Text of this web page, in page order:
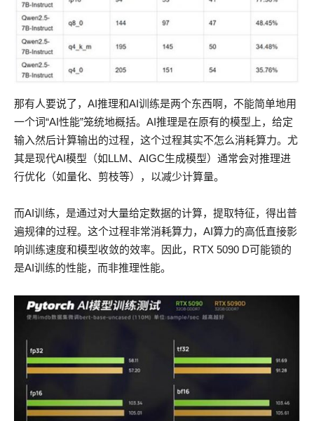
那有人要说了，AI推理和AI训练是两个东西啊，不能简单地用
一个词“AI性能”笼统地概括。AI推理是在原有的模型上，给定
输入然后计算输出的过程，这个过程其实不怎么消耗算力。尤
其是现代AI模型（如LLM、AIGC生成模型）通常会对推理进
行优化（如量化、剪枝等），以减少计算量。
而AI训练，是通过对大量给定数据的计算，提取特征，得出普
遍规律的过程。这个过程非常消耗算力，AI算力的高低直接影
响训练速度和模型收敛的效率。因此，RTX 5090 D可能锁的
是AI训练的性能，而非推理性能。